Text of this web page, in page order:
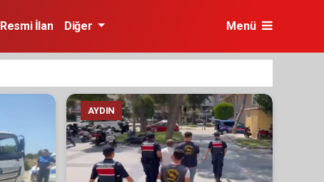
Resmi İlan Diğer Menü
AYDIN